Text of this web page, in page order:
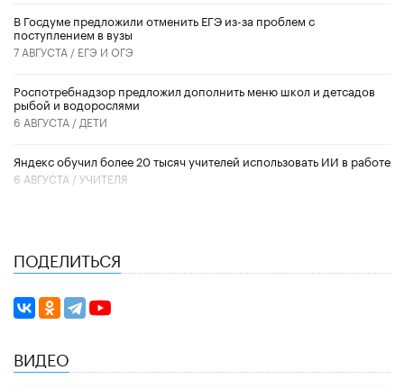
В Госдуме предложили отменить ЕГЭ из-за проблем с
поступлением в вузы
7 АВГУСТА / ЕГЭ И ОГЭ
Роспотребнадзор предложил дополнить меню школ и детсадов
рыбой и водорослями
6 АВГУСТА / ДЕТИ
​Яндекс обучил более 20 тысяч учителей использовать ИИ в работе
6 АВГУСТА /УЧИТЕЛЯ
ПОДЕЛИТЬСЯ
ВИДЕО